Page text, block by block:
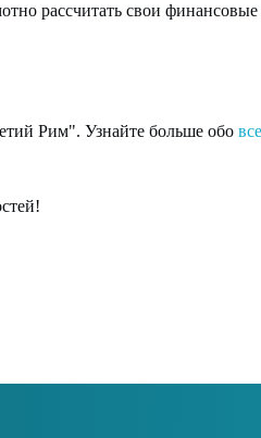
рассчитать свои
Рим". Узнайте больше обо